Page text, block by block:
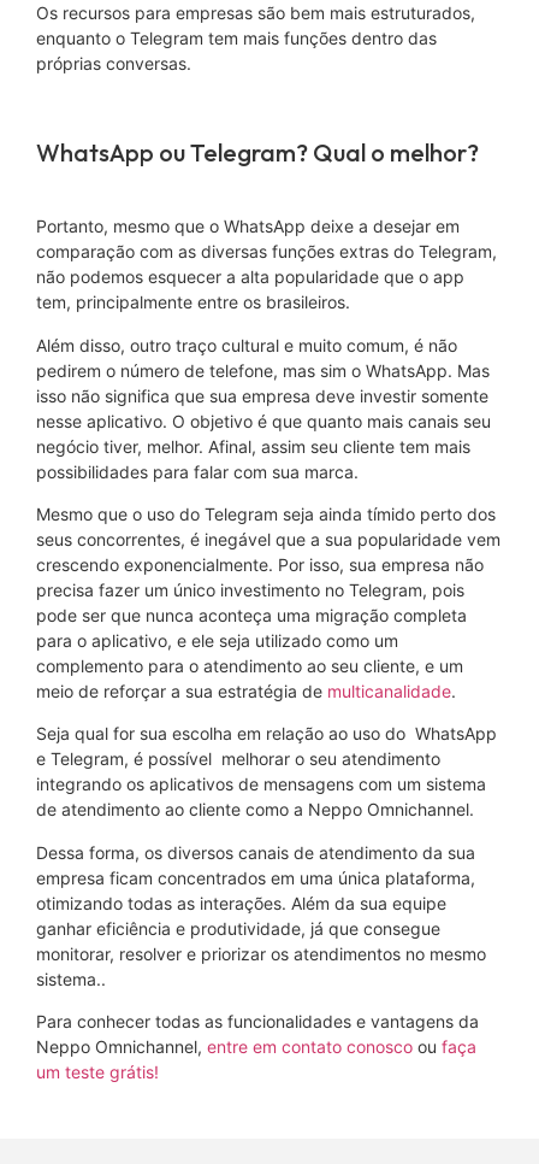
Os recursos para empresas são bem mais estruturados,
enquanto o Telegram tem mais funções dentro das
próprias conversas.
WhatsApp ou Telegram? Qual o melhor?
Portanto, mesmo que o WhatsApp deixe a desejar em
comparação com as diversas funções extras do Telegram,
não podemos esquecer a alta popularidade que o app
tem, principalmente entre os brasileiros.
Além disso, outro traço cultural e muito comum, é não
pedirem o número de telefone, mas sim o WhatsApp. Mas
isso não significa que sua empresa deve investir somente
nesse aplicativo. O objetivo é que quanto mais canais seu
negócio tiver, melhor. Afinal, assim seu cliente tem mais
possibilidades para falar com sua marca.
Mesmo que o uso do Telegram seja ainda tímido perto dos
seus concorrentes, é inegável que a sua popularidade vem
crescendo exponencialmente. Por isso, sua empresa não
precisa fazer um único investimento no Telegram, pois
pode ser que nunca aconteça uma migração completa
para o aplicativo, e ele seja utilizado como um
complemento para o atendimento ao seu cliente, e um
meio de reforçar a sua estratégia de multicanalidade.
Seja qual for sua escolha em relação ao uso do WhatsApp
e Telegram, é possível melhorar o seu atendimento
integrando os aplicativos de mensagens com um sistema
de atendimento ao cliente como a Neppo Omnichannel.
Dessa forma, os diversos canais de atendimento da sua
empresa ficam concentrados em uma única plataforma,
otimizando todas as interações. Além da sua equipe
ganhar eficiência e produtividade, já que consegue
monitorar, resolver e priorizar os atendimentos no mesmo
sistema..
Para conhecer todas as funcionalidades e vantagens da
Neppo Omnichannel, entre em contato conosco ou faça
um teste grátis!